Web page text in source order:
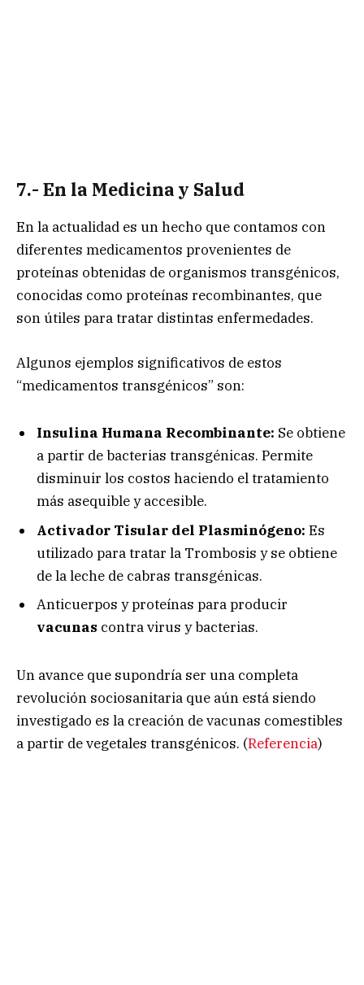
7.- En la Medicina y Salud
En la actualidad es un hecho que contamos con
diferentes medicamentos provenientes de
proteínas obtenidas de organismos transgénicos,
conocidas como proteínas recombinantes, que
son útiles para tratar distintas enfermedades.
Algunos ejemplos significativos de estos
“medicamentos transgénicos” son:
Insulina Humana Recombinante: Se obtiene
a partir de bacterias transgénicas. Permite
disminuir los costos haciendo el tratamiento
más asequible y accesible.
Activador Tisular del Plasminógeno: Es
utilizado para tratar la Trombosis y se obtiene
de la leche de cabras transgénicas.
Anticuerpos y proteínas para producir
vacunas contra virus y bacterias.
Un avance que supondría ser una completa
revolución sociosanitaria que aún está siendo
investigado es la creación de vacunas comestibles
a partir de vegetales transgénicos. (Referencia)